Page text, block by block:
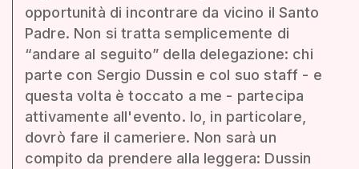
opportunità di incontrare da vicino il Santo
Padre. Non si tratta semplicemente di
“andare al seguito” della delegazione: chi
parte con Sergio Dussin e col suo staff - e
questa volta è toccato a me - partecipa
attivamente all'evento. Io, in particolare,
dovrò fare il cameriere. Non sarà un
compito da prendere alla leggera: Dussin